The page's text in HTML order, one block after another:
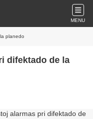
MENU
planedo
difektado de la